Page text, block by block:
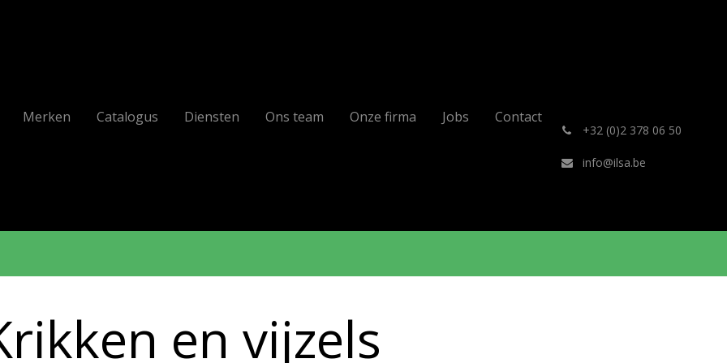
Merken Catalogus Diensten Ons team Onze firma Jobs Contact
+32 (0)2 378 06 50
info@ilsa.be
en vijzels